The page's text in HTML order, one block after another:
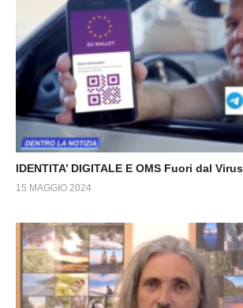
IDENTITA’ DIGITALE E OMS Fuori dal
15 MAGGIO 2024